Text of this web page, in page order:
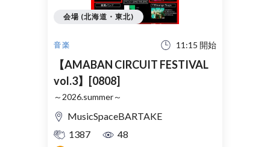
音楽 11:15 開始
【AMABAN CIRCUIT FESTIVAL
vol.3】[0808]
～2026.summer～
MusicSpaceBARTAKE
1387
48
会場 (北海道・東北)